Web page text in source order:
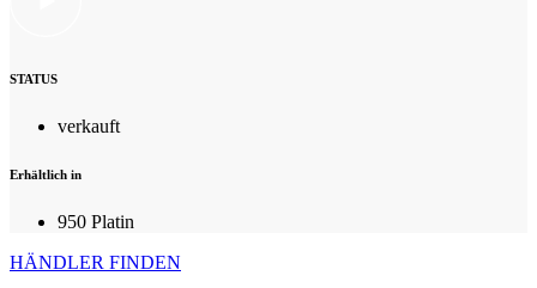
STATUS
verkauft
Erhältlich in
950 Platin
HÄNDLER FINDEN